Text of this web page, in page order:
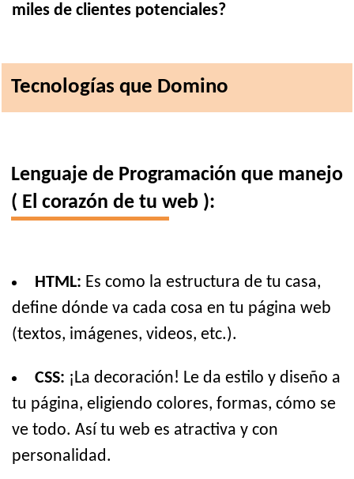
miles de clientes potenciales?
Tecnologías que Domino
Lenguaje de Programación que manejo
( El corazón de tu web ):
HTML: Es como la estructura de tu casa,
define dónde va cada cosa en tu página web
(textos, imágenes, videos, etc.).
CSS: ¡La decoración! Le da estilo y diseño a
tu página, eligiendo colores, formas, cómo se
ve todo. Así tu web es atractiva y con
personalidad.